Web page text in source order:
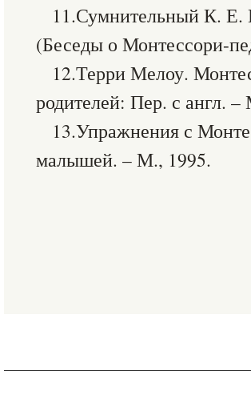
11.Сумнительный К. Е.
(Беседы о Монтессори-
12.Терри Мелоу.
родителей: Пер. с англ.
13.Упражнения с
малышей. – М., 1995.